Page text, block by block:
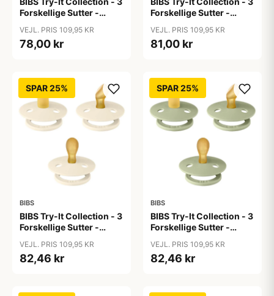
Forskellige Sutter -
Blue
VEJL. PRIS 109,95 KR
78,00 kr
Forskellige Sutter -
VEJL. PRIS 109,95 KR
81,00 kr
SPAR 25%
BIBS
BIBS Try-It Collection - 3
Forskellige Sutter -
VEJL. PRIS 109,95 KR
82,46 kr
SPAR 25%
BIBS
BIBS Try-It Collection - 3
Forskellige Sutter -
VEJL. PRIS 109,95 KR
82,46 kr